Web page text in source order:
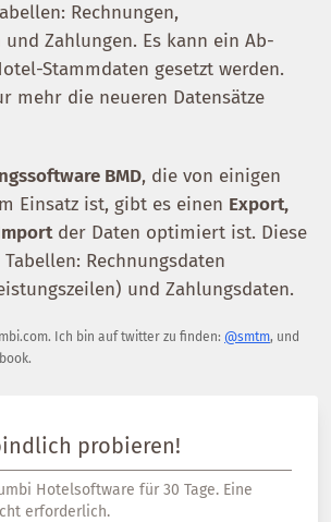
Rechnungen,
und Zahlungen. Es kann ein Ab-
Stammdaten gesetzt werden.
mehr die neueren Datensätze
BMD, die von einigen
Einsatz ist, gibt es einen Export,
der Daten optimiert ist. Diese
Rechnungsdaten
und Zahlungsdaten.
. Ich bin auf twitter zu finden: @smtm, und
probieren!
Hotelsoftware für 30 Tage. Eine
erforderlich.